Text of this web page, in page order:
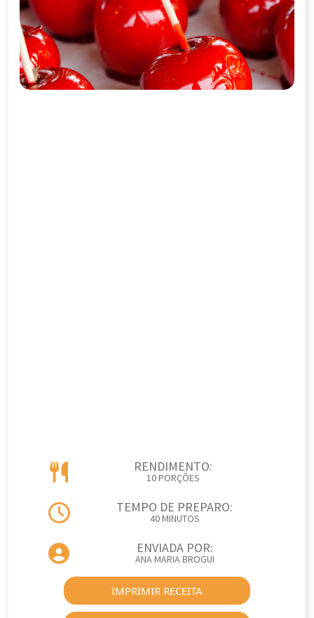
RENDIMENTO:
10 PORÇÕES
TEMPO DE PREPARO:
40 MINUTOS
ENVIADA POR:
ANA MARIA BROGUI
IMPRIMIR RECEITA